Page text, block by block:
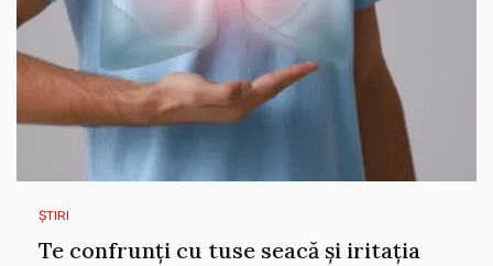
ȘTIRI
Te confrunți cu tuse seacă și iritația